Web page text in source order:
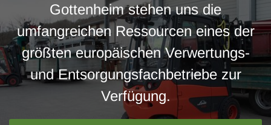
Gottenheim stehen uns die
umfangreichen Ressourcen eines der
größten europäischen Verwertungs-
und Entsorgungsfachbetriebe zur
Verfügung.